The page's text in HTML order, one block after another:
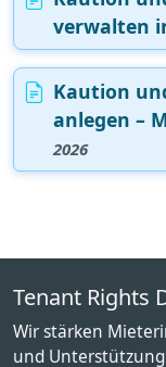
verwalten
Kaution
anlegen –
2026
Tenant Rights
Wir stärken
und